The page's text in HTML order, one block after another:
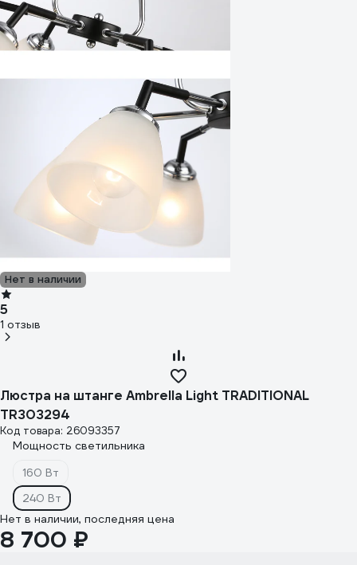
Нет в наличии
5
1 отзыв
Люстра на штанге Ambrella Light TRADITIONAL
TR303294
Код товара: 26093357
Мощность светильника
160 Вт
240 Вт
Нет в наличии, последняя цена
8 700 ₽